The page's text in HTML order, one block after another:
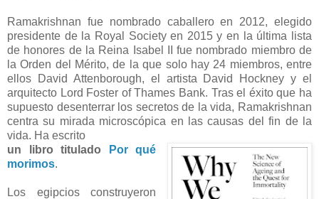
Ramakrishnan fue nombrado caballero en 2012, elegido
presidente de la Royal Society en 2015 y en la última lista
de honores de la Reina Isabel II fue nombrado miembro de
la Orden del Mérito, de la que solo hay 24 miembros, entre
ellos David Attenborough, el artista David Hockney y el
arquitecto Lord Foster of Thames Bank. Tras el éxito que ha
supuesto desenterrar los secretos de la vida, Ramakrishnan
centra su mirada microscópica en las causas del fin de la
vida. Ha escrito
un libro titulado
Por qué
morimos.
Los egipcios construyeron